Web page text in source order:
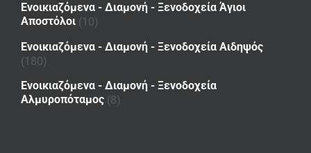
Ενοικιαζόμενα - Διαμονή - Ξενοδοχεία Άγιοι
Αποστόλοι (10)
Ενοικιαζόμενα - Διαμονή - Ξενοδοχεία Αιδηψός
(180)
Ενοικιαζόμενα - Διαμονή - Ξενοδοχεία
Αλμυροπόταμος (8)